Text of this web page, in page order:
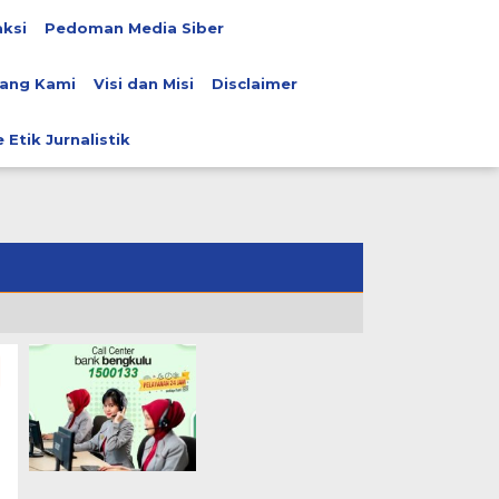
Pedoman Media Siber
Kami Visi dan Misi Disclaimer
Etik Jurnalistik